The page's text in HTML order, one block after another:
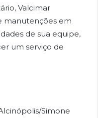
Valcimar
manutenções em
de sua equipe,
um serviço de
Simone